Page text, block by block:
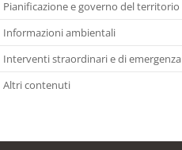
Pianificazione e governo del territorio
Informazioni ambientali
Interventi straordinari e di emergenza
Altri contenuti